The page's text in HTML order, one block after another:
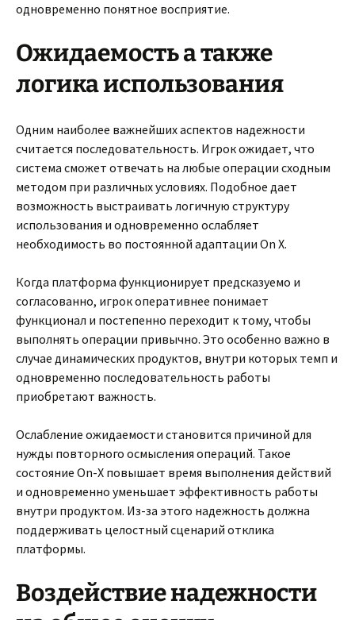
одновременно понятное восприятие.
Ожидаемость а также
логика использования
Одним наиболее важнейших аспектов надежности
считается последовательность. Игрок ожидает, что
система сможет отвечать на любые операции сходным
методом при различных условиях. Подобное дает
возможность выстраивать логичную структуру
использования и одновременно ослабляет
необходимость во постоянной адаптации On X.
Когда платформа функционирует предсказуемо и
согласованно, игрок оперативнее понимает
функционал и постепенно переходит к тому, чтобы
выполнять операции привычно. Это особенно важно в
случае динамических продуктов, внутри которых темп и
одновременно последовательность работы
приобретают важность.
Ослабление ожидаемости становится причиной для
нужды повторного осмысления операций. Такое
состояние On-X повышает время выполнения действий
и одновременно уменьшает эффективность работы
внутри продуктом. Из-за этого надежность должна
поддерживать целостный сценарий отклика
платформы.
Воздействие надежности